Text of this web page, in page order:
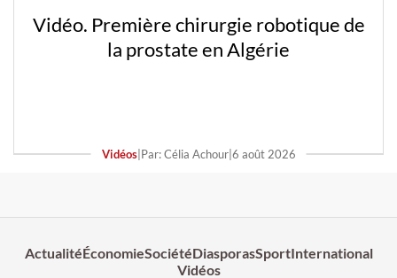
Vidéo. Première chirurgie robotique de
la prostate en Algérie
Vidéos| Par: Célia Achour| 6 août 2026
ActualitéÉconomieSociétéDiasporasSportInternational
Vidéos